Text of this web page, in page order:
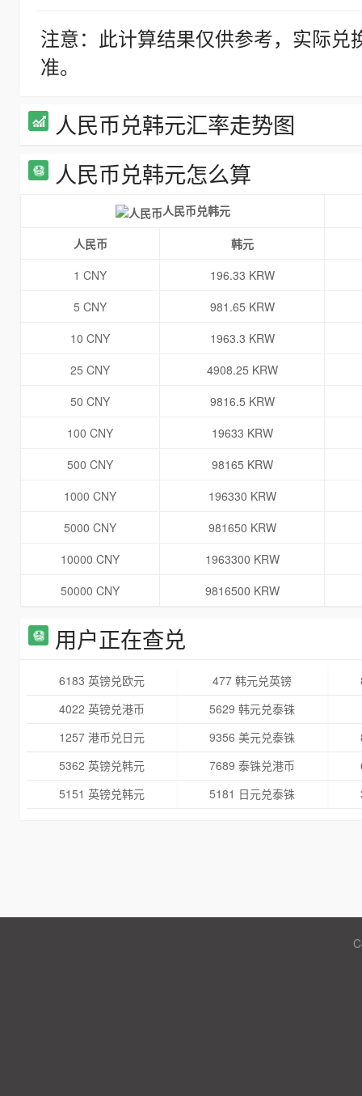
注意：此计算结果仅供参考，实际
准。
人民币兑韩元汇率走势图
人民币兑韩元怎么算
人民币兑韩元
人民币
韩元
1 CNY
196.33 KRW
5 CNY
981.65 KRW
10 CNY
1963.3 KRW
25 CNY
4908.25 KRW
50 CNY
9816.5 KRW
100 CNY
19633 KRW
500 CNY
98165 KRW
1000 CNY
196330 KRW
5000 CNY
981650 KRW
10000 CNY
1963300 KRW
50000 CNY
9816500 KRW
用户正在查兑
6183 英镑兑欧元 477 韩元兑英镑
4022 英镑兑港币
5629 韩元兑泰铢
1257 港币兑日元
9356 美元兑泰铢
5362 英镑兑韩元
7689 泰铢兑港币
5151 英镑兑韩元
5181 日元兑泰铢